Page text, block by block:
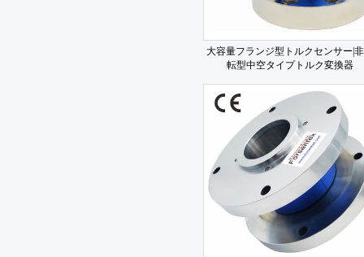
大容量フランジ型トルクセンサー|
転型中空タイプトルク変換器